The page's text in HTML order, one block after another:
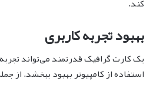
بهبود تجربه کاربری
یک کارت گرافیک قدرتمند می‌تواند
استفاده از کامپیوتر بهبود ببخشد. از